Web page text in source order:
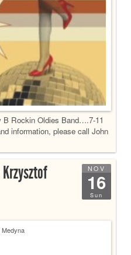
B Rockin Oldies Band….7-11
information, please call John
NOV
16
Sun